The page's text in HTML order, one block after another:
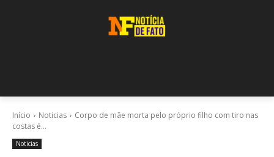
Início Noticias
Corpo de mãe morta pelo próprio filho com tiro nas
costas é...
Noticias